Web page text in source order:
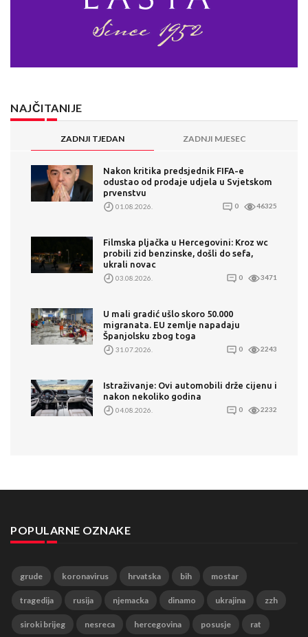
NAJČITANIJE
ZADNJI TJEDAN ZADNJI MJESEC
Nakon kritika predsjednik FIFA-e
odustao od prodaje udjela u Svjetskom
prvenstvu
01.08.2026. 0 46325
Filmska pljačka u Hercegovini: Kroz wc
probili zid benzinske, došli do sefa,
ukrali novac
03.08.2026. 0 3471
U mali gradić ušlo skoro 50.000
migranata. EU zemlje napadaju
Španjolsku zbog toga
31.07.2026. 0 2243
Istraživanje: Ovi automobili drže cijenu i
nakon nekoliko godina
04.08.2026. 0 2232
POPULARNE OZNAKE
grude koronavirus hrvatska bih mostar
tragedija rusija njemacka dinamo ukrajina zzh
siroki brijeg nesreca hercegovina posusje rat